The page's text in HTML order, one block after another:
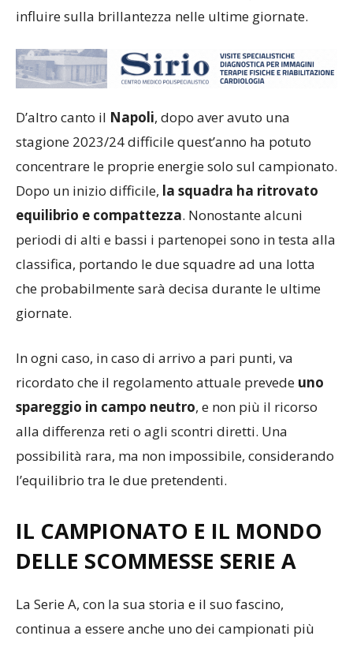
D’altro canto ilNapoli, dopo aver avuto una
stagione 2023/24 difficile quest’anno ha potuto
concentrare le proprie energie solo sul campionato.
Dopo un inizio difficile,la squadra ha ritrovato
equilibrio e compattezza. Nonostante alcuni
periodi di alti e bassi i partenopei sono in testa alla
classifica, portando le due squadre ad una lotta
che probabilmente sarà decisa durante le ultime
In ogni caso, in caso di arrivo a pari punti, va
ricordato che il regolamento attuale prevedeuno
spareggio in campo neutro, e non più il ricorso
alla differenza reti o agli scontri diretti. Una
possibilità rara, ma non impossibile, considerando
IL CAMPIONATO E IL MONDO
La Serie A, con la sua storia e il suo fascino,